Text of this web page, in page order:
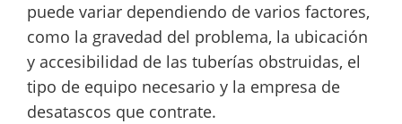
puede variar dependiendo de varios factores,
como la gravedad del problema, la ubicación
y accesibilidad de las tuberías obstruidas, el
tipo de equipo necesario y la empresa de
desatascos que contrate.